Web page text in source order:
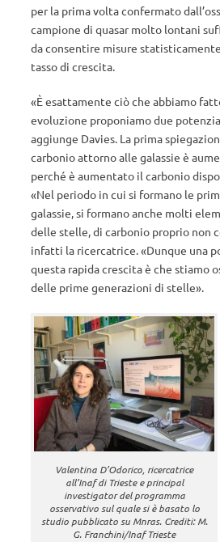
per la prima volta confermato
campione di quasar molto lontani
da consentire misure
tasso di crescita.
«È esattamente ciò che abbiamo
evoluzione proponiamo due
aggiunge Davies. La prima
carbonio attorno alle galassie è
perché è aumentato il carbonio
«Nel periodo in cui si formano le
galassie, si formano anche molti
delle stelle, di carbonio proprio non
infatti la ricercatrice. «Dunque una
questa rapida crescita è che stiamo
delle prime generazioni di stelle».
Valentina D’Odorico, ricercatrice
all’Inaf di Trieste eprincipal
investigatordel programma
osservativo sul quale si è basato lo
studio pubblicato su Mnras. Crediti: M.
G. Franchini/Inaf Trieste